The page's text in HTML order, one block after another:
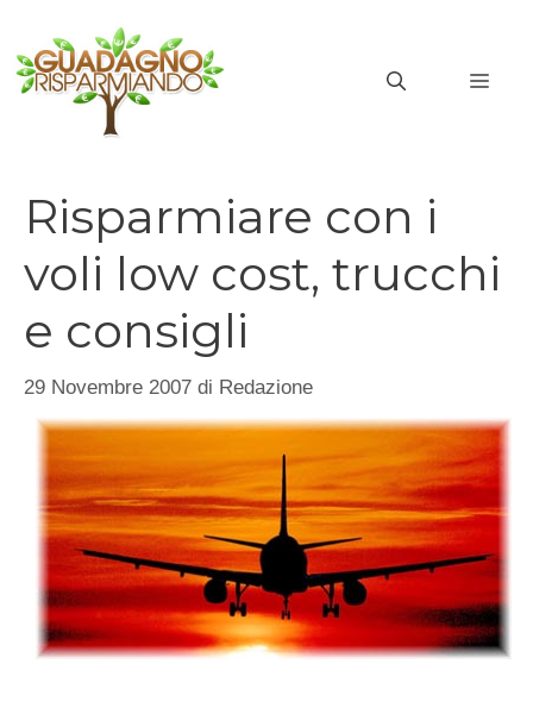
contenuto
Risparmiare con i
voli low cost, trucchi
e consigli
29 Novembre 2007 di Redazione